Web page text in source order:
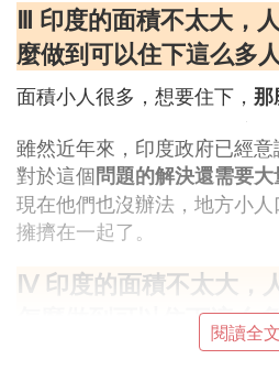
Ⅲ 印度的面積不太大，
麼做到可以住下這么多
面積小人很多，想要住下， 那
雖然近年來，印度政府已經
對於這個問題的解決還需要
現在他們也沒辦法，地方小
擁擠在一起了。
Ⅳ 印度的面積不太大，
怎麼做到可以住下這么多
印度能生存多達十三億的人
閱讀全文